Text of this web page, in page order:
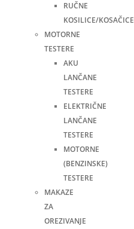
RUČNE
KOSILICE/KOSAČICE
MOTORNE
TESTERE
AKU
LANČANE
TESTERE
ELEKTRIČNE
LANČANE
TESTERE
MOTORNE
(BENZINSKE)
TESTERE
MAKAZE
ZA
OREZIVANJE